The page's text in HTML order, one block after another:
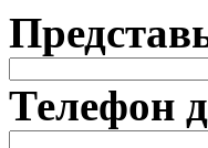
Телефон